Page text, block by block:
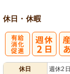
休日・休暇
休日
週休2日